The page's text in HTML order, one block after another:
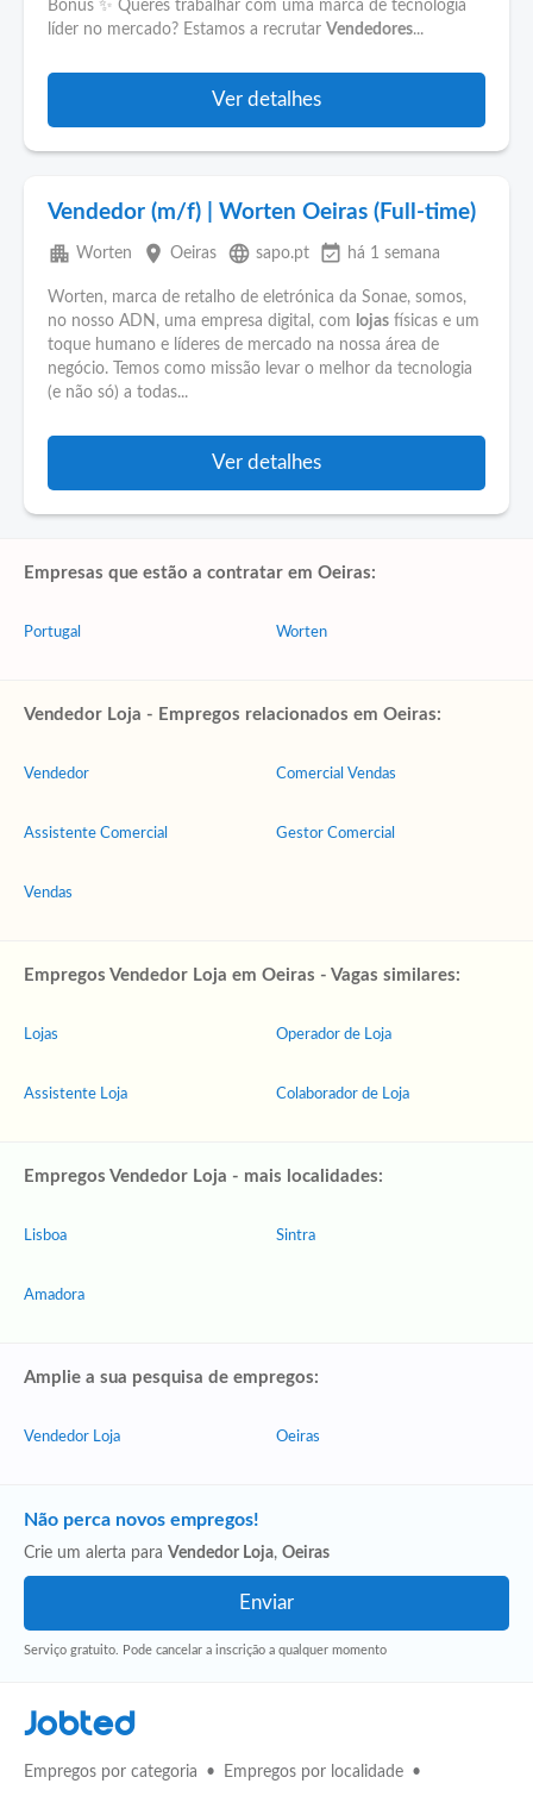
Bónus ✨ Queres trabalhar com uma marca de tecnologia
líder no mercado? Estamos a recrutar Vendedores...
Ver detalhes
Vendedor (m/f) | Worten Oeiras (Full-time)
apartment Worten place Oeiras language sapo.pt event_available há 1 semana
Worten, marca de retalho de eletrónica da Sonae, somos,
no nosso ADN, uma empresa digital, com lojas físicas e um
toque humano e líderes de mercado na nossa área de
negócio. Temos como missão levar o melhor da tecnologia
(e não só) a todas...
Ver detalhes
Empresas que estão a contratar em Oeiras:
Portugal Worten
Vendedor Loja - Empregos relacionados em Oeiras:
Vendedor
Assistente Comercial
Vendas
Comercial Vendas
Gestor Comercial
Empregos Vendedor Loja em Oeiras - Vagas similares:
Lojas
Assistente Loja
Operador de Loja
Colaborador de Loja
Empregos Vendedor Loja - mais localidades:
Lisboa
Amadora
Sintra
Amplie a sua pesquisa de empregos:
Vendedor Loja Oeiras
Não perca novos empregos!
Crie um alerta para Vendedor Loja, Oeiras
Serviço gratuito. Pode cancelar a inscrição a qualquer momento
Jobted
Empregos por categoria Empregos por localidade